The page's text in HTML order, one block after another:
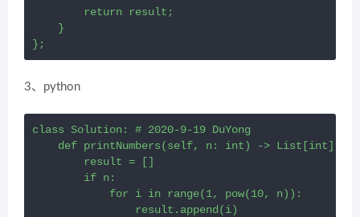
return result;
}
};
3、python
class Solution: # 2020-9-19 DuYong
def printNumbers(self, n: int) -> List[int]:
result = []
if n:
for i in range(1, pow(10, n)):
result.append(i)